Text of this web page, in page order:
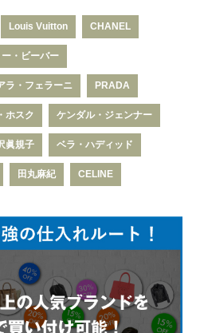
Louis Vuitton CHANEL
・ビーバー
ラ・フェラーニ PRADA
ホスク ケンダル・ジェンナー
眞規子 ベラ・ハディッド
田丸麻紀 CELINE